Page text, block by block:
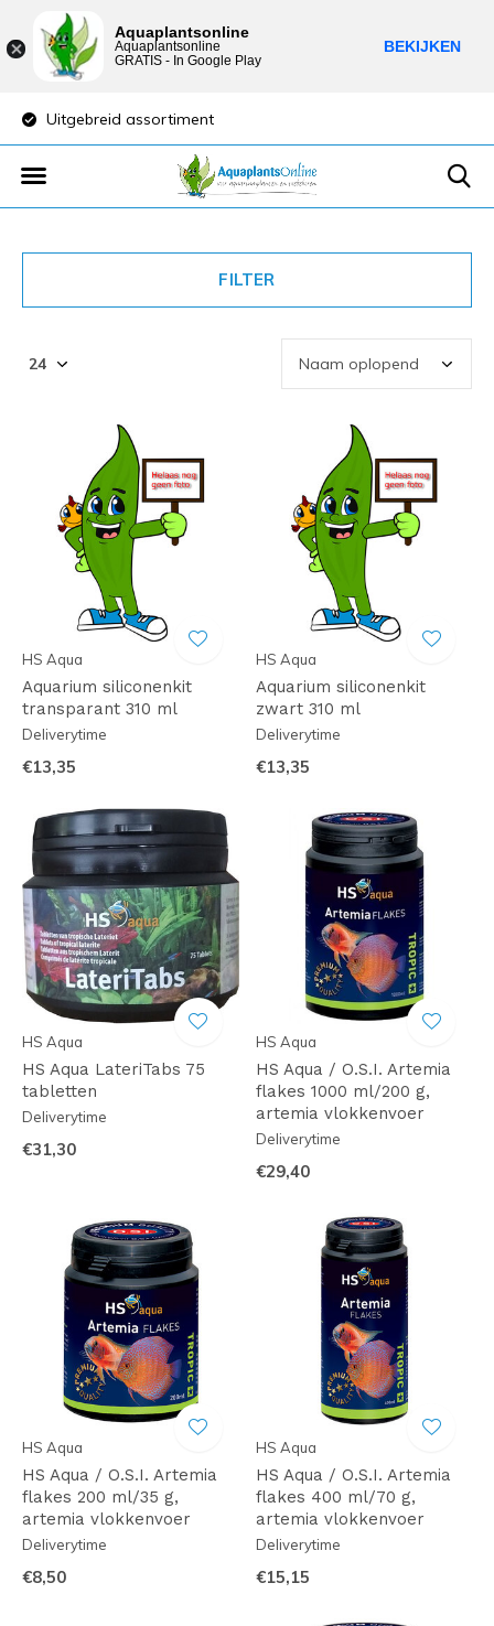
Uitgebreid assortiment
FILTER
HS Aqua
Aquarium siliconenkit
transparant 310 ml
Deliverytime
€13,35
HS Aqua
Aquarium siliconenkit
zwart 310 ml
Deliverytime
€13,35
HS Aqua
HS Aqua LateriTabs 75
tabletten
Deliverytime
€31,30
HS Aqua
HS Aqua / O.S.I. Artemia
flakes 1000 ml/200 g,
artemia vlokkenvoer
Deliverytime
€29,40
HS Aqua
HS Aqua / O.S.I. Artemia
flakes 200 ml/35 g,
artemia vlokkenvoer
Deliverytime
€8,50
HS Aqua
HS Aqua / O.S.I. Artemia
flakes 400 ml/70 g,
artemia vlokkenvoer
Deliverytime
€15,15
Aquaplantsonline
Aquaplantsonline
GRATIS - In Google Play
BEKIJKEN